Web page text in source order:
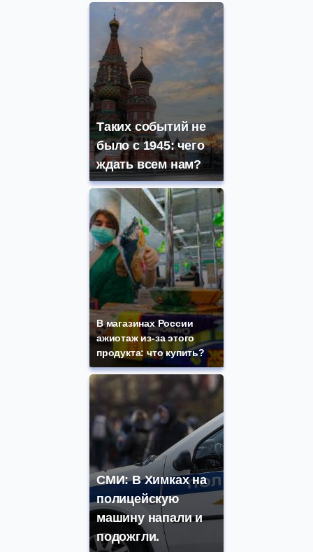
Таких событий не
было с 1945: чего
ждать всем нам?
В магазинах России
ажиотаж из-за этого
продукта: что купить?
СМИ: В Химках на
полицейскую
машину напали и
подожгли.